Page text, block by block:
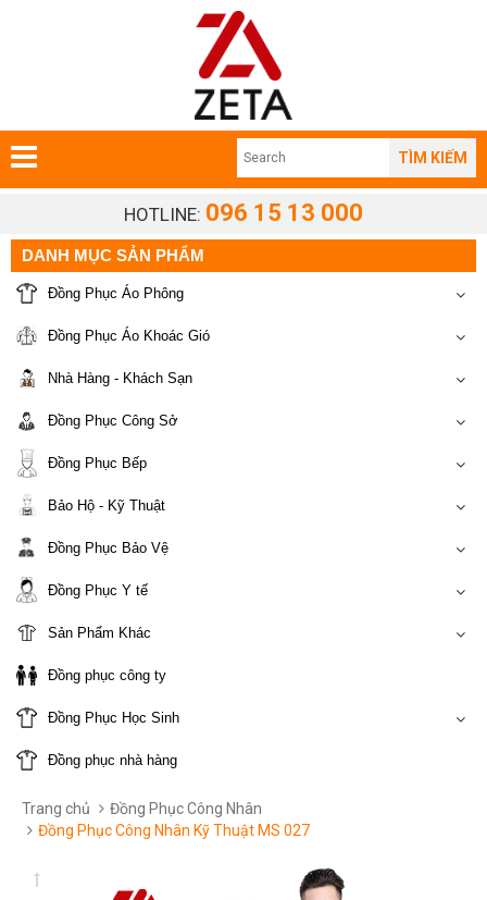
TÌM KIẾM
HOTLINE: 096 15 13 000
DANH MỤC SẢN PHẨM
Đồng Phục Áo Phông
Đồng Phục Áo Khoác Gió
Nhà Hàng - Khách Sạn
Đồng Phục Công Sở
Đồng Phục Bếp
Bảo Hộ - Kỹ Thuật
Đồng Phục Bảo Vệ
Đồng Phục Y tế
Sản Phẩm Khác
Đồng phục công ty
Đồng Phục Học Sinh
Đồng phục nhà hàng
Trang chủ
Đồng Phục Công Nhân
Đồng Phục Công Nhân Kỹ Thuật MS 027